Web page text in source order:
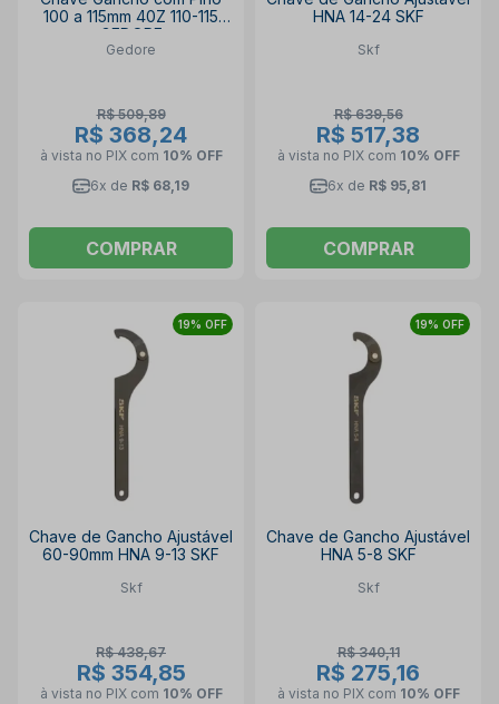
100 a 115mm 40Z 110-115
GEDORE
Gedore
R$ 509,89
R$ 368,24
à vista no PIX com 10% OFF
6x de R$ 68,19
COMPRAR
HNA 14-24 SKF
Skf
R$ 639,56
R$ 517,38
à vista no PIX com 10% OFF
6x de R$ 95,81
COMPRAR
19% OFF
Chave de Gancho Ajustável
60-90mm HNA 9-13 SKF
Skf
R$ 438,67
R$ 354,85
à vista no PIX com 10% OFF
19% OFF
Chave de Gancho Ajustável
HNA 5-8 SKF
Skf
R$ 340,11
R$ 275,16
à vista no PIX com 10% OFF